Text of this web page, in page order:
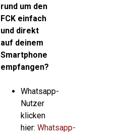
rund um den
FCK einfach
und direkt
auf deinem
Smartphone
empfangen?
Whatsapp-
Nutzer
klicken
hier: Whatsapp-